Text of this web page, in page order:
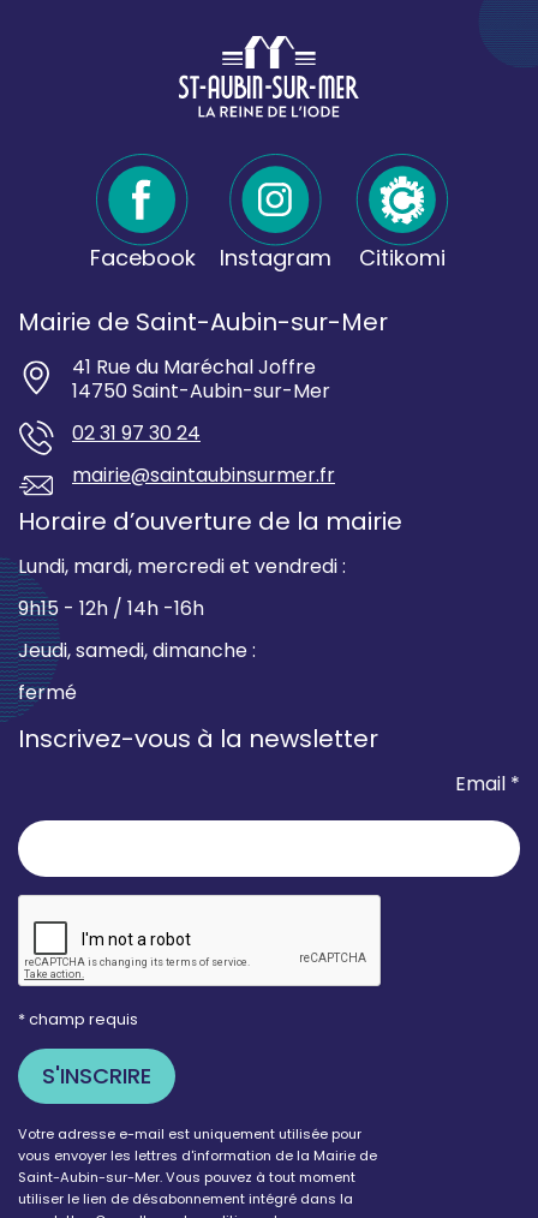
Facebook Instagram Citikomi
Mairie de Saint-Aubin-sur-Mer
41 Rue du Maréchal Joffre
14750 Saint-Aubin-sur-Mer
02 31 97 30 24
mairie@saintaubinsurmer.fr
Horaire d’ouverture de la mairie
Lundi, mardi, mercredi et vendredi :
9h15 - 12h / 14h -16h
Jeudi, samedi, dimanche :
fermé
Inscrivez-vous à la newsletter
Email *
* champ requis
Votre adresse e-mail est uniquement utilisée pour
vous envoyer les lettres d'information de la Mairie de
Saint-Aubin-sur-Mer. Vous pouvez à tout moment
utiliser le lien de désabonnement intégré dans la